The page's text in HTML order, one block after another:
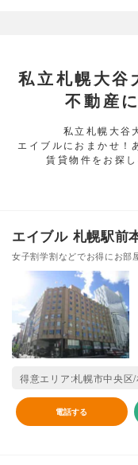
私立札幌大谷
不動産
私立札幌大谷
エイブルにおまかせ！
賃貸物件をお探
エイブル 札幌駅前
女子割学割などでお得にお
電話する